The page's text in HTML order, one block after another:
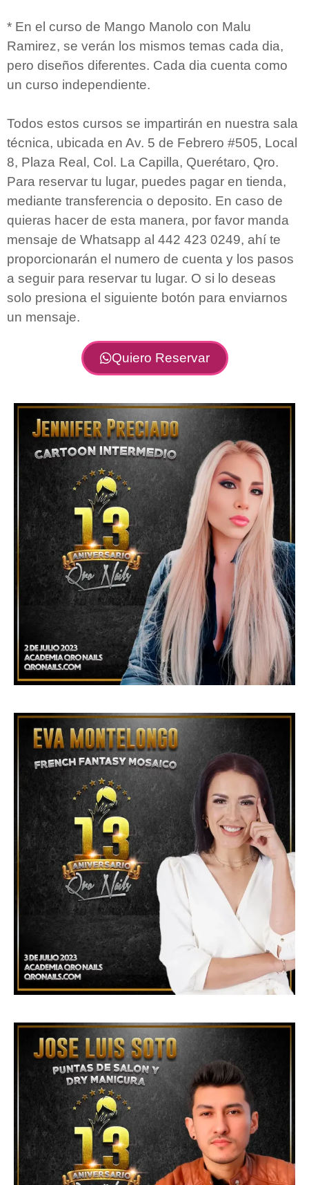
* En el curso de Mango Manolo con Malu
Ramirez, se verán los mismos temas cada dia,
pero diseños diferentes. Cada dia cuenta como
un curso independiente.
Todos estos cursos se impartirán en nuestra sala
técnica, ubicada en Av. 5 de Febrero #505, Local
8, Plaza Real, Col. La Capilla, Querétaro, Qro.
Para reservar tu lugar, puedes pagar en tienda,
mediante transferencia o deposito. En caso de
quieras hacer de esta manera, por favor manda
mensaje de Whatsapp al 442 423 0249, ahí te
proporcionarán el numero de cuenta y los pasos
a seguir para reservar tu lugar. O si lo deseas
solo presiona el siguiente botón para enviarnos
un mensaje.
Quiero Reservar